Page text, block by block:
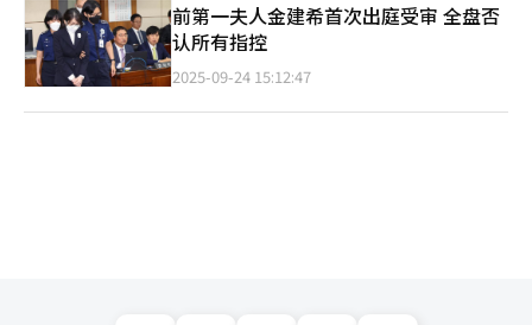
前第一夫人金建希首次出庭受审 全盘否
认所有指控
2025-09-24 15:12:47